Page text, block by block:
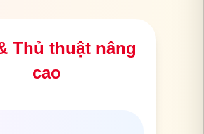
Thủ thuật nâng
cao